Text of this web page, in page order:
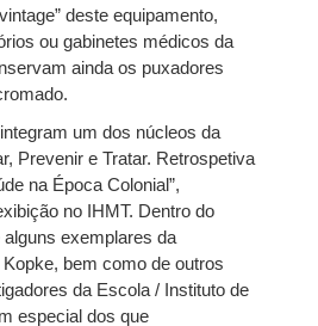
deste equipamento,
ou gabinetes médicos da
ainda os puxadores
um dos núcleos da
Prevenir e Tratar. Retrospetiva
na Época Colonial”,
no IHMT. Dentro do
exemplares da
bem como de outros
da Escola / Instituto de
especial dos que